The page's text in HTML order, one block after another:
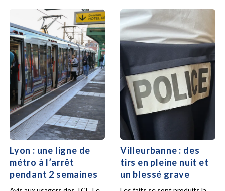
Lyon : une ligne de
métro à l’arrêt
pendant 2 semaines
Villeurbanne : des
tirs en pleine nuit et
un blessé grave